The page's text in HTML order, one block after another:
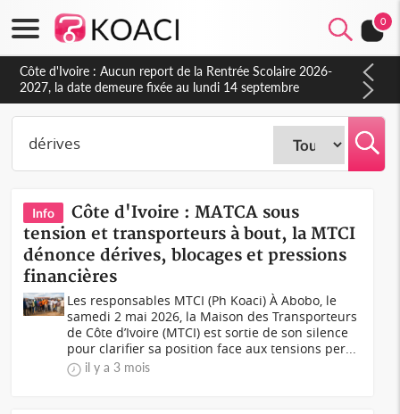
0
Côte d'Ivoire : Indépendance à Blahou, le sous-préfet : « La
fête nous invite à mesurer le chemin parcouru et à renouveler
notre engagement collectif en faveur du développement »
Info
Côte d'Ivoire : MATCA sous
tension et transporteurs à bout, la MTCI
dénonce dérives, blocages et pressions
financières
Les responsables MTCI (Ph Koaci) À Abobo, le
samedi 2 mai 2026, la Maison des Transporteurs
de Côte d’Ivoire (MTCI) est sortie de son silence
pour clarifier sa position face aux tensions per...
il y a 3 mois